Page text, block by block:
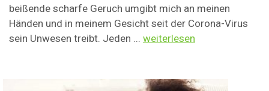
beißende scharfe Geruch umgibt mich an meinen
Händen und in meinem Gesicht seit der Corona-Virus
sein Unwesen treibt. Jeden ... weiterlesen